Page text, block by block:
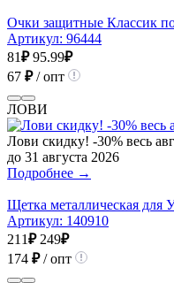
Очки защитные Классик
Артикул: 96444
81₽ 95.99₽
67 ₽/ опт
ЛОВИ
Лови скидку! -30% весь
до 31 августа 2026
Подробнее →
Щетка металлическая
Артикул: 140910
211₽ 249₽
174 ₽/ опт